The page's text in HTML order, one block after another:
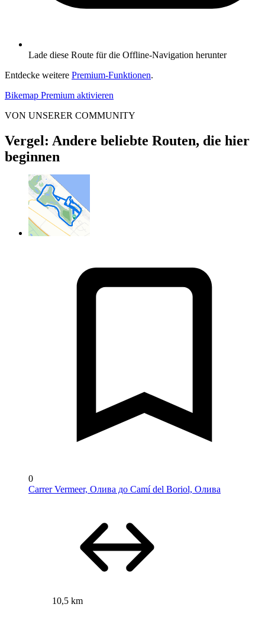
Lade diese Route für die Offline-Navigation herunter
Entdecke weitere Premium-Funktionen.
Bikemap Premium aktivieren
VON UNSERER COMMUNITY
Vergel: Andere beliebte Routen, die hier
beginnen
0
Carrer Vermeer, Олива до Camí del Boriol, Олива
10,5 km